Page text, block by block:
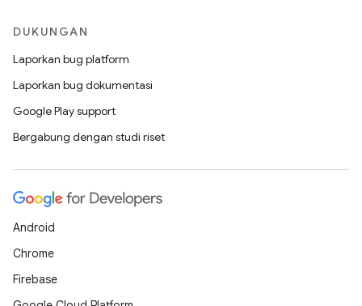
DUKUNGAN
Laporkan bug platform
Laporkan bug dokumentasi
Google Play support
Bergabung dengan studi riset
Android
Chrome
Firebase